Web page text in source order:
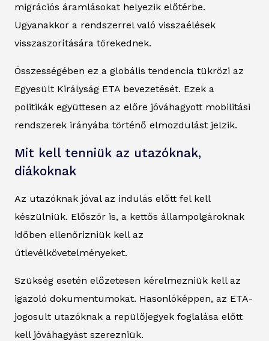
migrációs áramlásokat helyezik előtérbe.
Ugyanakkor a rendszerrel való visszaélések
visszaszorítására törekednek.
Összességében ez a globális tendencia tükrözi az
Egyesült Királyság ETA bevezetését. Ezek a
politikák együttesen az előre jóváhagyott mobilitási
rendszerek irányába történő elmozdulást jelzik.
Mit kell tenniük az utazóknak,
diákoknak
Az utazóknak jóval az indulás előtt fel kell
készülniük. Először is, a kettős állampolgároknak
időben ellenőrizniük kell az
útlevélkövetelményeket.
Szükség esetén előzetesen kérelmezniük kell az
igazoló dokumentumokat. Hasonlóképpen, az ETA-
jogosult utazóknak a repülőjegyek foglalása előtt
kell jóváhagyást szerezniük.